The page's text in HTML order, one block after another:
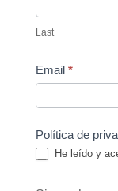
Last
Email *
Política de
He leído y